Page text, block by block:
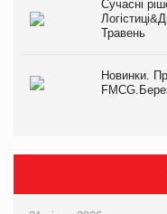
Сучасні
Травень
Новинки.